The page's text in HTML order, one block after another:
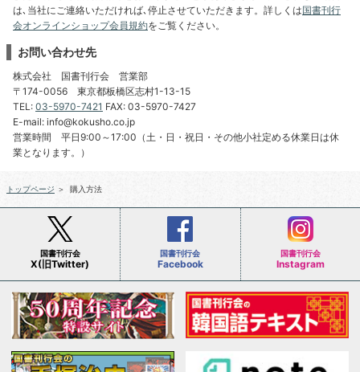
は､当社にご連絡いただければ､停止させていただきます。詳しくは国書刊行
会オンラインショップ会員規約をご覧ください。
お問い合わせ先
株式会社 国書刊行会 営業部
〒174-0056 東京都板橋区志村1-13-15
TEL: 03-5970-7421 FAX: 03-5970-7427
E-mail: info@kokusho.co.jp
営業時間 平日9:00～17:00（土・日・祝日・その他小社定める休業日は休
業となります。）
トップページ ＞ 購入方法
国書刊行会
X(旧Twitter)
国書刊行会
Facebook
国書刊行会
Instagram